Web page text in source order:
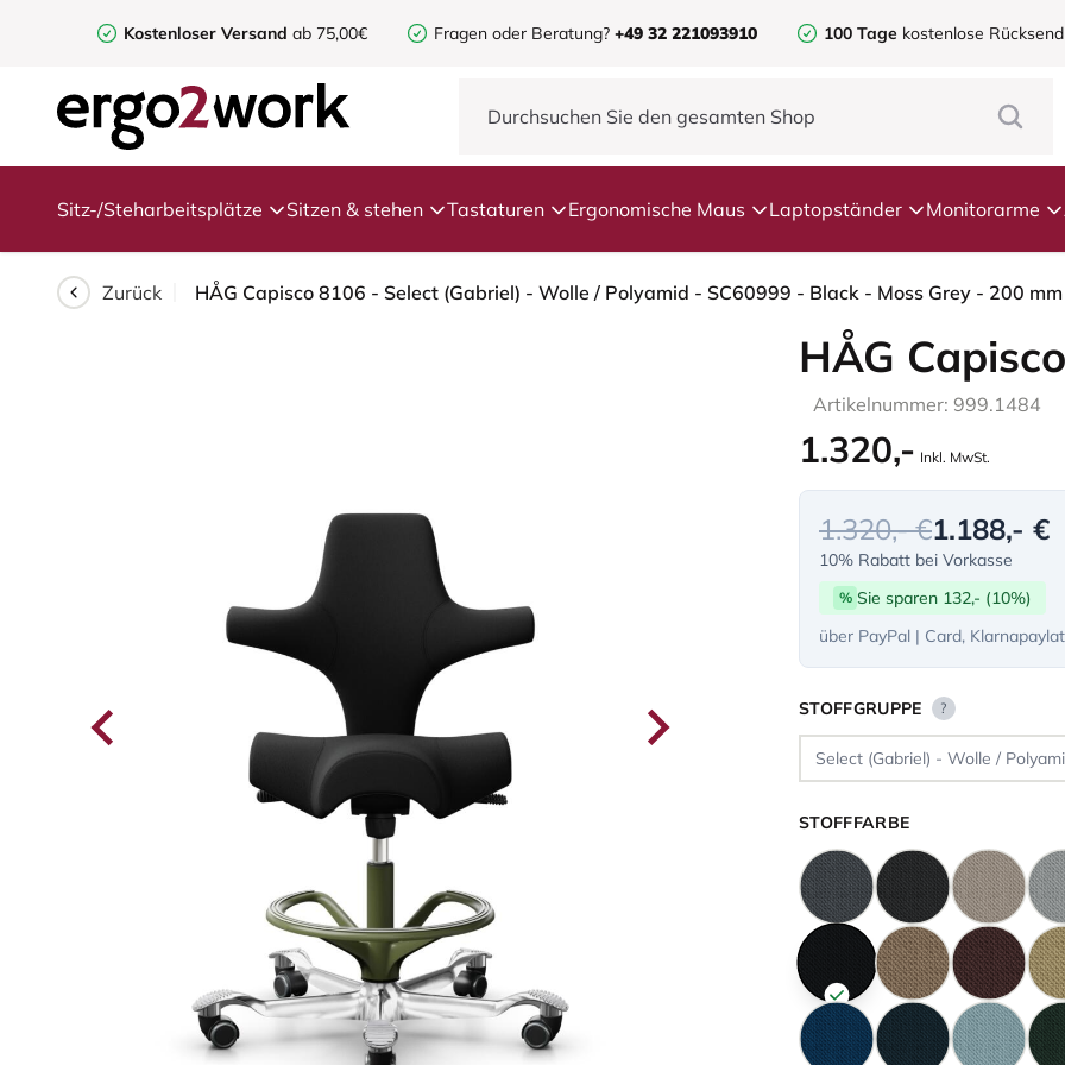
Kostenloser Versand ab 75,00€ Fragen oder Beratung? +49 32 221093910 100 Tage kostenlose
Sitz-/Steharbeitsplätze Sitzen & stehen Tastaturen Ergonomische Maus Laptopständer Monitorarme
Zurück HÅG Capisco 8106 - Select (Gabriel) - Wolle / Polyamid - SC60999 - Black - Moss Grey - 200
HÅG
Artikelnummer: 999.1484
1.320,- Inkl. MwSt.
1.320,- €1.188,- €
10% Rabatt bei Vorkasse
% Sie sparen 132,- (10%)
über PayPal | Card,
STOFFGRUPPE ?
STOFFFARBE